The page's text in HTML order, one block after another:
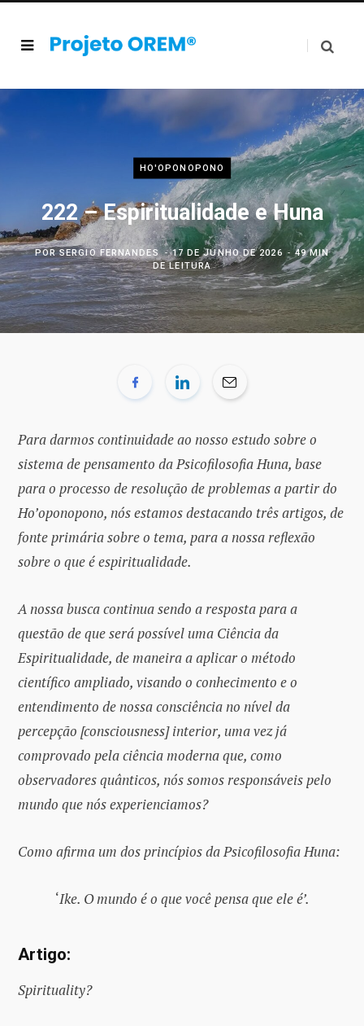
HO'OPONOPONO
222 – Espiritualidade e Huna
PORSERGIO FERNANDES 17 DE JUNHO DE 2026
49 MIN
DE LEITURA
Para darmos continuidade ao nosso estudo sobre o
sistema de pensamento da Psicofilosofia Huna, base
para o processo de resolução de problemas a partir do
Ho’oponopono, nós estamos destacando três artigos, de
fonte primária sobre o tema, para a nossa reflexão
sobre o que é espiritualidade.
A nossa busca continua sendo a resposta para a
questão de que será possível uma Ciência da
Espiritualidade, de maneira a aplicar o método
científico ampliado, visando o conhecimento e o
entendimento de nossa consciência no nível da
percepção [consciousness] interior, uma vez já
comprovado pela ciência moderna que, como
observadores quânticos, nós somos responsáveis pelo
mundo que nós experienciamos?
Como afirma um dos princípios da Psicofilosofia Huna:
‘Ike. O mundo é o que você pensa que ele é’.
Artigo:
Spirituality?